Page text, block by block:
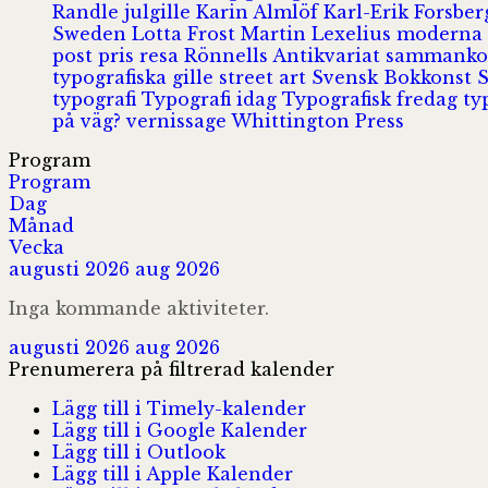
Randle julgille Karin Almlöf Karl-Erik
Sweden Lotta Frost Martin Lexelius moderna
post pris resa Rönnells Antikvariat
typografiska gille street art Svensk Bokkonst
typografi Typografi idag Typografisk fredag
på väg?vernissage Whittington Press
Program
Program
Dag
Månad
Vecka
augusti 2026 aug 2026
Inga kommande aktiviteter.
augusti 2026 aug 2026
Prenumerera på filtrerad kalender
Lägg till i Timely-kalender
Lägg till i Google Kalender
Lägg till i Outlook
Lägg till i Apple Kalender